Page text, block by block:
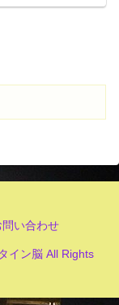
問い合わせ
イン脳 All Rights